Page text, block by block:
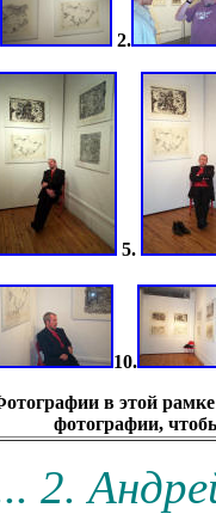
2.
5.
10.
в этой
фотографии,
2.